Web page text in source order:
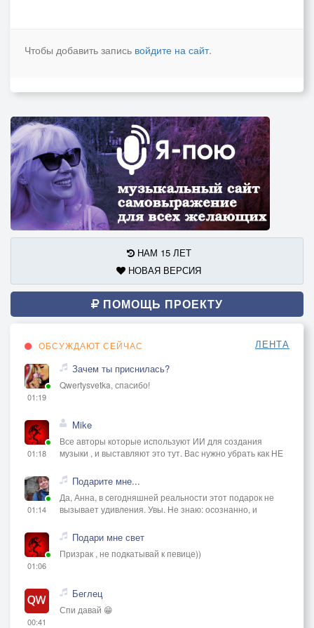
Чтобы добавить запись войдите на сайт.
НАМ 15 ЛЕТ
НОВАЯ ВЕРСИЯ
ПОМОЩЬ ПРОЕКТУ
ОБСУЖДАЮТ СЕЙЧАС ЛЕНТА
01:19
Зачем ты приснилась?
Qwertysvetka, спасибо!
01:18
Mike
Все авторы которые используют ИИ для создания
музыки , и выставляют это тут. Вас нужно убрать как НЕ
01:14
Подарите мне...
Да, Анна, в сегодняшней реальности этот подарок не
вызывает удивления. Увы. Не знаю: осознанно, и
01:06
Подари мне свет
Призрак , не подкатывай к певице))
00:41
Беглец
Спи давай 😁